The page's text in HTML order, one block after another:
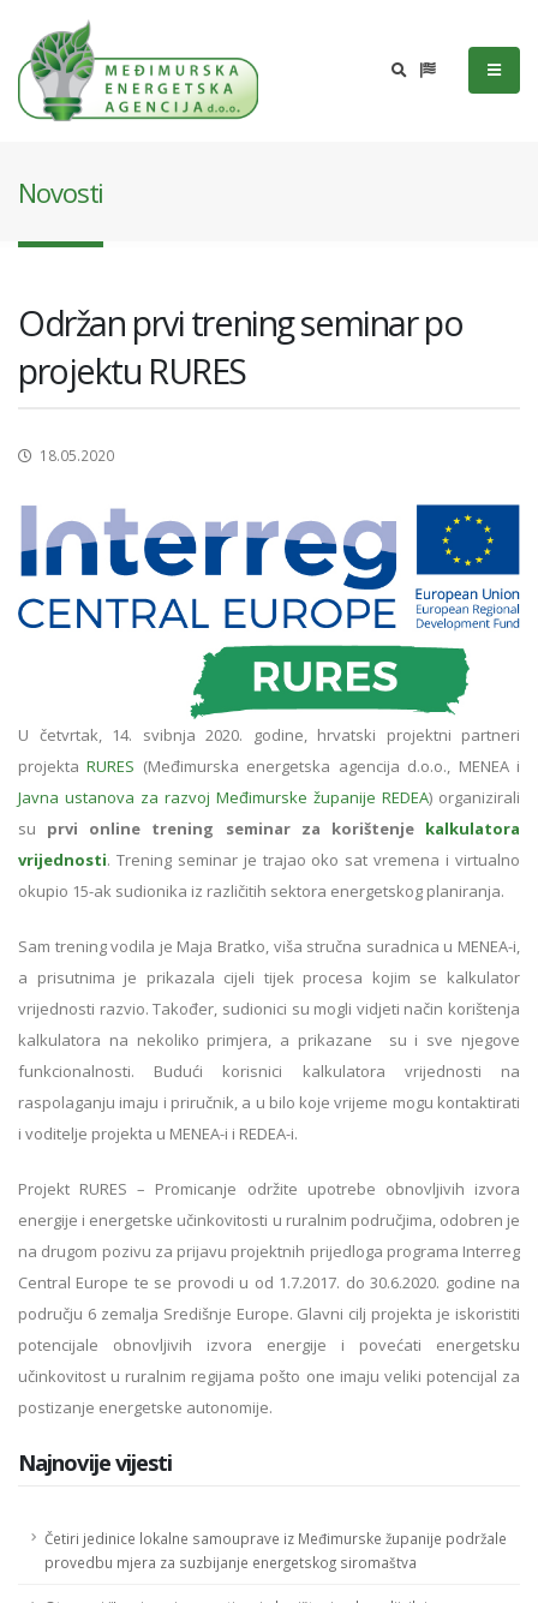
Novosti
Održan prvi trening seminar po
projektu RURES
18.05.2020
U četvrtak, 14. svibnja 2020. godine, hrvatski projektni partneri
projektaRURES (Međimurska energetska agencija d.o.o., MENEA i
Javna ustanova za razvoj Međimurske županije REDEA) organizirali
su prvi online trening seminar za korištenje kalkulatora
vrijednosti. Trening seminar je trajao oko sat vremena i virtualno
okupio 15-ak sudionika iz različitih sektora energetskog planiranja.
Sam trening vodila je Maja Bratko, viša stručna suradnica u MENEA-i,
a prisutnima je prikazala cijeli tijek procesa kojim se kalkulator
vrijednosti razvio. Također, sudionici su mogli vidjeti način korištenja
kalkulatora na nekoliko primjera, a prikazane su i sve njegove
funkcionalnosti. Budući korisnici kalkulatora vrijednosti na
raspolaganju imaju i priručnik, a u bilo koje vrijeme mogu kontaktirati
i voditelje projekta u MENEA-i i REDEA-i.
Projekt RURES – Promicanje održite upotrebe obnovljivih izvora
energije i energetske učinkovitosti u ruralnim područjima, odobren je
na drugom pozivu za prijavu projektnih prijedloga programa Interreg
Central Europe te se provodi u od 1.7.2017. do 30.6.2020. godine na
području 6 zemalja Središnje Europe. Glavni cilj projekta je iskoristiti
potencijale obnovljivih izvora energije i povećati energetsku
učinkovitost u ruralnim regijama pošto one imaju veliki potencijal za
postizanje energetske autonomije.
Najnovije vijesti
Četiri jedinice lokalne samouprave iz Međimurske županije podržale
provedbu mjera za suzbijanje energetskog siromaštva